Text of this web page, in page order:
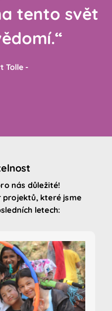
tento svět
Tolle -
nás důležité!
projektů, které jsme
letech: